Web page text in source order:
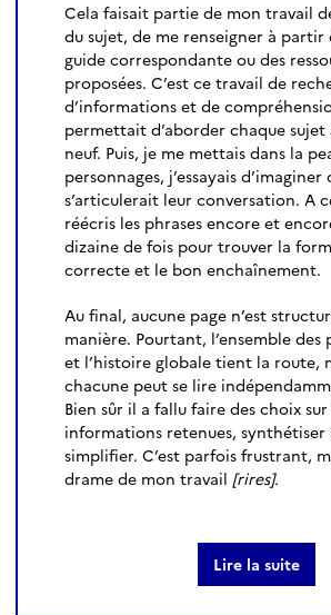
Cela faisait partie de mon travail
du sujet, de me renseigner à partir
guide correspondante ou des
proposées. C’est ce travail de
d’informations et de
permettait d’aborder chaque
neuf. Puis, je me mettais dans la
personnages, j’essayais
s’articulerait leur conversation. A
réécris les phrases encore et
dizaine de fois pour trouver la
correcte et le bon enchaînement.
Au final, aucune page n’est
manière. Pourtant, l’ensemble des
et l’histoire globale tient la route,
chacune peut se lire
Bien sûr il a fallu faire des choix sur
informations retenues, synthétiser
simplifier. C’est parfois frustrant,
drame de mon travail [rires].
Lire la suite